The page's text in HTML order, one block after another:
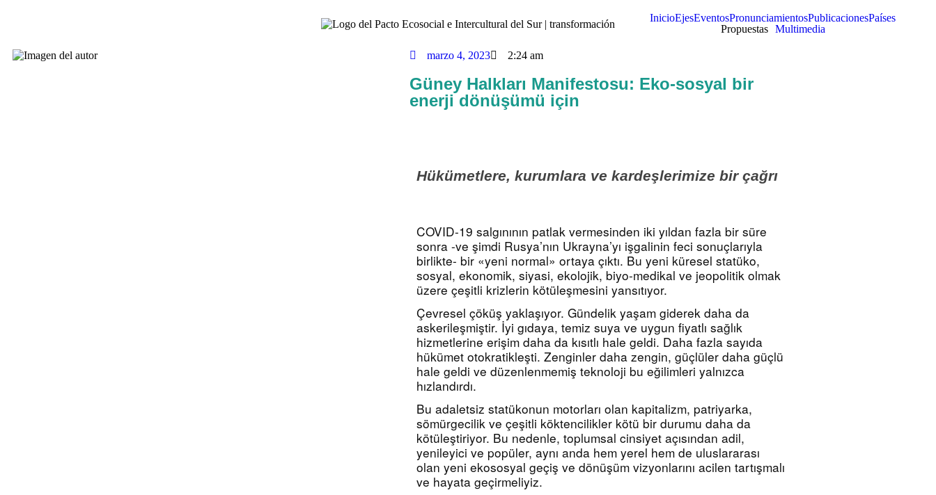
InicioEjesEventosPronunciamientosPublicacionesPaíses
Propuestas
Multimedia
marzo 4, 2023 2:24 am
Güney Halkları Manifestosu: Eko-sosyal bir
enerji dönüşümü için
Hükümetlere, kurumlara ve kardeşlerimize bir çağrı
COVID-19 salgınının patlak vermesinden iki yıldan fazla bir süre
sonra -ve şimdi Rusya’nın Ukrayna’yı işgalinin feci sonuçlarıyla
birlikte- bir «yeni normal» ortaya çıktı. Bu yeni küresel statüko,
sosyal, ekonomik, siyasi, ekolojik, biyo-medikal ve jeopolitik olmak
üzere çeşitli krizlerin kötüleşmesini yansıtıyor.
Çevresel çöküş yaklaşıyor. Gündelik yaşam giderek daha da
askerileşmiştir. İyi gıdaya, temiz suya ve uygun fiyatlı sağlık
hizmetlerine erişim daha da kısıtlı hale geldi. Daha fazla sayıda
hükümet otokratikleşti. Zenginler daha zengin, güçlüler daha güçlü
hale geldi ve düzenlenmemiş teknoloji bu eğilimleri yalnızca
hızlandırdı.
Bu adaletsiz statükonun motorları olan kapitalizm, patriyarka,
sömürgecilik ve çeşitli köktencilikler kötü bir durumu daha da
kötüleştiriyor. Bu nedenle, toplumsal cinsiyet açısından adil,
yenileyici ve popüler, aynı anda hem yerel hem de uluslararası
olan yeni ekososyal geçiş ve dönüşüm vizyonlarını acilen tartışmalı
ve hayata geçirmeliyiz.